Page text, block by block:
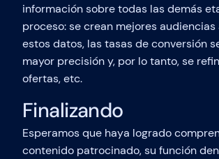
información sobre todas las demás
proceso: se crean mejores
estos datos, las tasas de conversión
mayor precisión y, por lo tanto, se
ofertas, etc.
Finalizando
Esperamos que haya logrado
contenido patrocinado, su función